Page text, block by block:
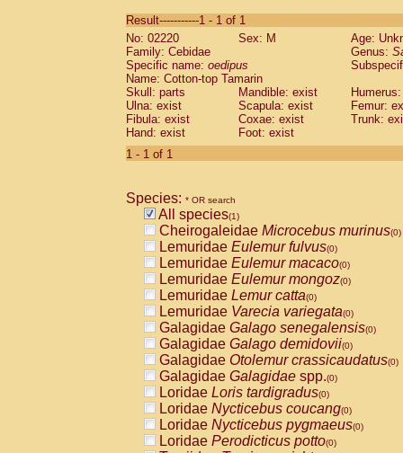
CebidaeSaguinus labiatus(0)
Cebidae Saguinus leucopus (0)
Cebidae
CebidaeSaguinus mystax
Cebidae Saguinus nigricollis (0)
Cebidae Saguinus oedipus
Cebidae Saguinus weddelli
Cebidae Saguinusspp.
Cebidae
CebidaeCebus capucinus
CebidaeCebus nigrivittatus
CebidaeCebus spp.(0)
CebidaeSaimiri boliviensis(0)
CebidaeSaimiri sciureus(0)
AtelidaeAlouatta caraya(0)
AtelidaeAlouatta fusca(0)
AtelidaeAlouatta seniculus(0)
AtelidaeAlouattaspp.(0)
AtelidaeAteles belzebuth(0)
AtelidaeAteles geoffroyi(0)
AtelidaeAteles paniscus(0)
AtelidaeAtelesspp.(0)
AtelidaeLagothrix lagothricha(0)
AtelidaeLagothrix lagothricha cana
PitheciidaeCacajao calvus
Result-----------1 - 1 of 1
No: 02220
Sex: M
Age:
Family: Cebidae
Genus:
Specific name: oedipus
Name: Cotton-top Tamarin
Skull: parts
Mandible: exist
Ulna: exist
Scapula: exist
Femur:
Fibula: exist
Coxae: exist
Trunk:
Hand: exist
Foot: exist
1 - 1 of 1
Species: * OR search
All species(1)
Cheirogaleidae Microcebus murinus(0)
Lemuridae Eulemur fulvus(0)
Lemuridae Eulemur macaco(0)
Lemuridae Eulemur mongoz(0)
Lemuridae Lemur catta(0)
Lemuridae Varecia variegata(0)
Galagidae Galago senegalensis(0)
Galagidae Galago demidovii(0)
Galagidae Otolemur crassicaudatus(0)
Galagidae Galagidae spp.(0)
Loridae Loris tardigradus(0)
Loridae Nycticebus coucang(0)
Loridae Nycticebus pygmaeus(0)
Loridae Perodicticus potto(0)